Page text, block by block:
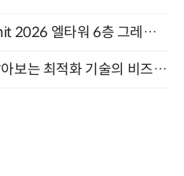
Next AI & Big Data Summit 2026 엘타워 6층 그레이스홀 개최 (9/18)
[올쇼TV] Gurobi와 함께 알아보는 최적화 기술의 비즈니스 활용 (8월 20일 생방송)